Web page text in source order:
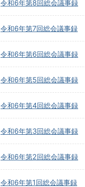
令和6年第8回総会議事録
令和6年第7回総会議事録
令和6年第6回総会議事録
令和6年第5回総会議事録
令和6年第4回総会議事録
令和6年第3回総会議事録
令和6年第2回総会議事録
令和6年第1回総会議事録